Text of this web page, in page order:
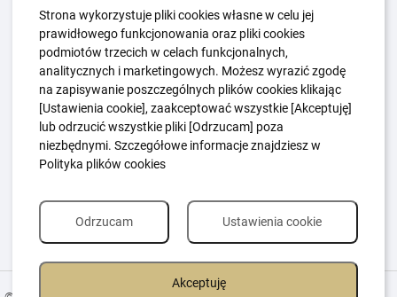
Igrzyska Paralimpijskie O nas
Kwalifikacje ZSK
Kluby Aktualności
Edukacja
Guttmanny Kontakt
Polityka Ochrony Dzieci
Sygnaliści
Polityka plików cookie
Strona wykorzystuje pliki cookies własne w celu jej
prawidłowego funkcjonowania oraz pliki cookies
podmiotów trzecich w celach funkcjonalnych,
analitycznych i marketingowych. Możesz wyrazić zgodę
na zapisywanie poszczególnych plików cookies klikając
[Ustawienia cookie], zaakceptować wszystkie [Akceptuję]
lub odrzucić wszystkie pliki [Odrzucam] poza
niezbędnymi. Szczegółowe informacje znajdziesz w
Polityka plików cookies
Akceptuję
Ustawienia cookie
Odrzucam